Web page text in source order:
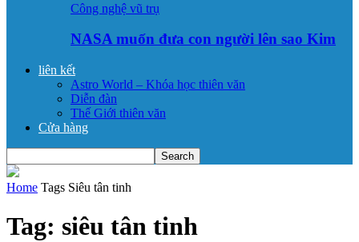
Công nghệ vũ trụ
NASA muốn đưa con người lên sao Kim
liên kết
Astro World – Khóa học thiên văn
Diễn đàn
Thế Giới thiên văn
Cửa hàng
Home Tags Siêu tân tinh
Tag: siêu tân tinh